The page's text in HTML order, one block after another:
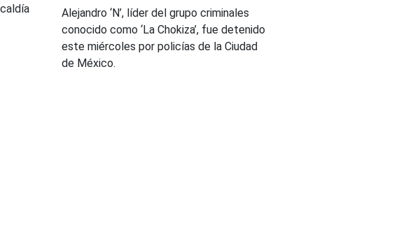
Alejandro ‘N’, líder del grupo criminales
conocido como ‘La Chokiza’, fue detenido
este miércoles por policías de la Ciudad
de México.